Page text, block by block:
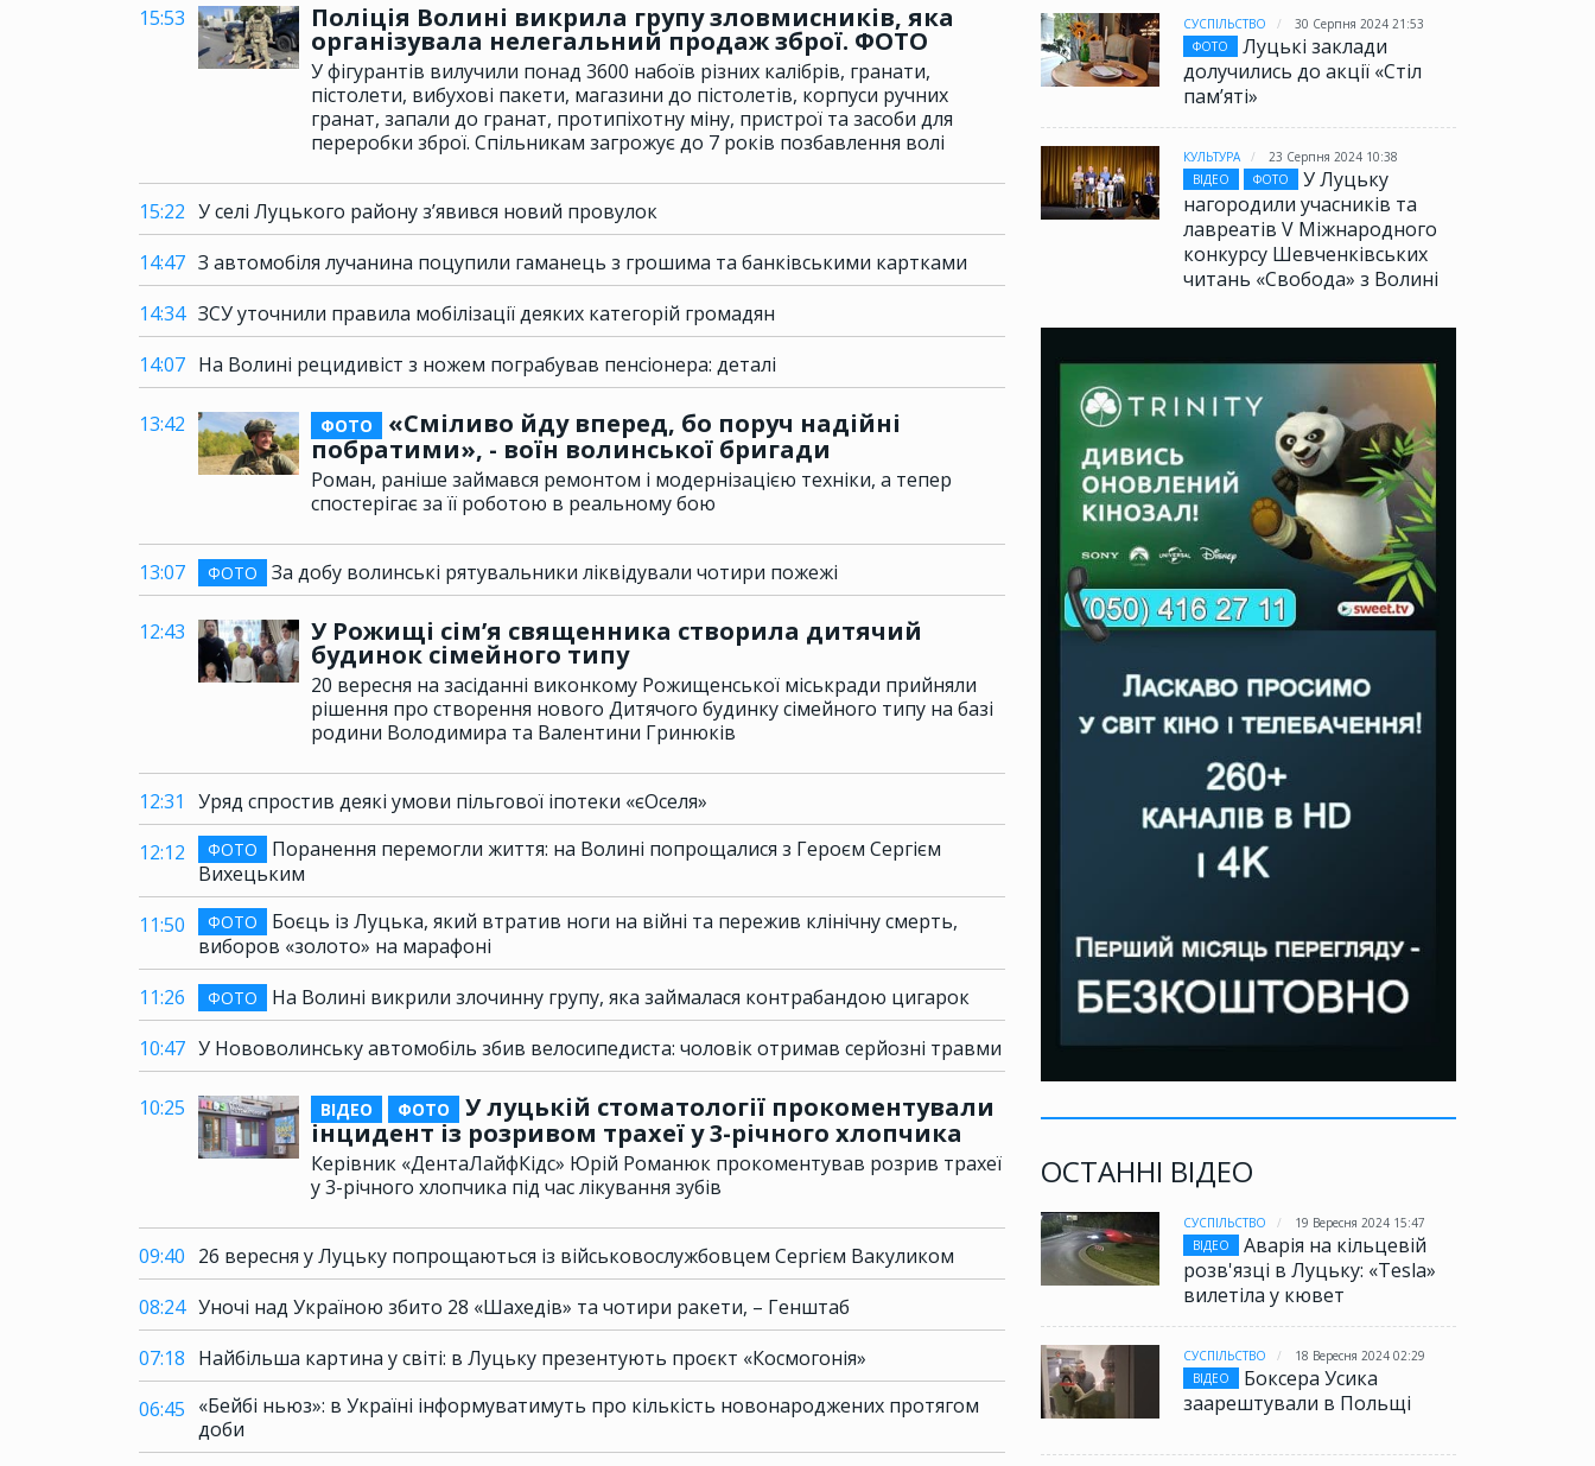
СУСПІЛЬСТВО
30 Серпня 2024 21:53
ФОТО
Луцькі заклади
долучились до акції «Стіл
памʼяті»
КУЛЬТУРА
23 Серпня 2024 10:38
ВІДЕО
ФОТО
У Луцьку
нагородили учасників та
лавреатів V Міжнародного
конкурсу Шевченківських
читань «Свобода» з Волині
ОСТАННІ ВІДЕО
СУСПІЛЬСТВО
19 Вересня 2024 15:47
ВІДЕО
Аварія на кільцевій
розв'язці в Луцьку: «Tesla»
вилетіла у кювет
СУСПІЛЬСТВО
18 Вересня 2024 02:29
ВІДЕО
Боксера Усика
заарештували в Польщі
15:53 Поліція Волині викрила групу зловмисників, яка
організувала нелегальний продаж зброї. ФОТО
У фігурантів вилучили понад 3600 набоїв різних калібрів, гранати,
пістолети, вибухові пакети, магазини до пістолетів, корпуси ручних
гранат, запали до гранат, протипіхотну міну, пристрої та засоби для
переробки зброї. Спільникам загрожує до 7 років позбавлення волі
15:22 У селі Луцького району з’явився новий провулок
14:47 З автомобіля лучанина поцупили гаманець з грошима та банківськими картками
14:34 ЗСУ уточнили правила мобілізації деяких категорій громадян
14:07 На Волині рецидивіст з ножем пограбував пенсіонера: деталі
13:42 ФОТО
«Сміливо йду вперед, бо поруч надійні
побратими», - воїн волинської бригади
Роман, раніше займався ремонтом і модернізацією техніки, а тепер
спостерігає за її роботою в реальному бою
13:07 ФОТО За добу волинські рятувальники ліквідували чотири пожежі
12:43 У Рожищі сім’я священника створила дитячий
будинок сімейного типу
20 вересня на засіданні виконкому Рожищенської міськради прийняли
рішення про створення нового Дитячого будинку сімейного типу на базі
родини Володимира та Валентини Гринюків
12:31
Уряд спростив деякі умови пільгової іпотеки «єОселя»
12:12
ФОТО
Поранення перемогли життя: на Волині попрощалися з Героєм Сергієм
Вихецьким
11:50
ФОТО
Боєць із Луцька, який втратив ноги на війні та пережив клінічну смерть,
виборов «золото» на марафоні
11:26
ФОТО
На Волині викрили злочинну групу, яка займалася контрабандою цигарок
10:47 У Нововолинську автомобіль збив велосипедиста: чоловік отримав серйозні травми
10:25 ВІДЕО ФОТО
У луцькій стоматології прокоментували
інцидент із розривом трахеї у 3-річного хлопчика
Керівник «ДентаЛайфКідс» Юрій Романюк прокоментував розрив трахеї
у 3-річного хлопчика під час лікування зубів
09:40 26 вересня у Луцьку попрощаються із військовослужбовцем Сергієм Вакуликом
08:24 Уночі над Україною збито 28 «Шахедів» та чотири ракети, – Генштаб
07:18 Найбільша картина у світі: в Луцьку презентують проєкт «Космогонія»
06:45 «Бейбі ньюз»: в Україні інформуватимуть про кількість новонароджених протягом
доби